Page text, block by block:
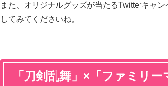
また、オリジナルグッズが当たるTwitterキャ
してみてくださいね。
「刀剣乱舞」×「ファミリ